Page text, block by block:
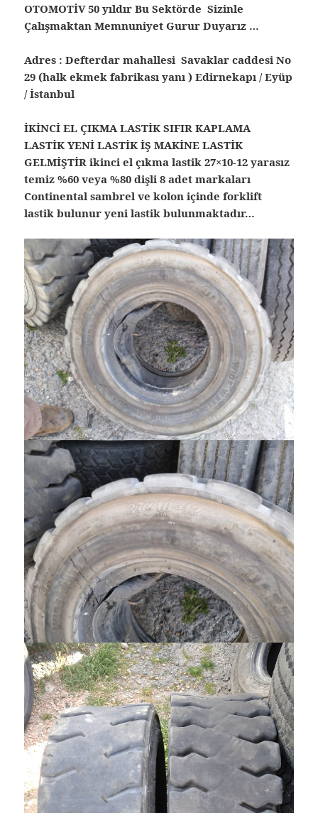
OTOMOTİV 50 yıldır Bu Sektörde Sizinle
Çalışmaktan Memnuniyet Gurur Duyarız …
Adres : Defterdar mahallesi Savaklar caddesi No
29 (halk ekmek fabrikası yanı ) Edirnekapı / Eyüp
/ İstanbul
İKİNCİ EL ÇIKMA LASTİK SIFIR KAPLAMA
LASTİK YENİ LASTİK İŞ MAKİNE LASTİK
GELMİŞTİR ikinci el çıkma lastik 27×10-12 yarasız
temiz %60 veya %80 dişli 8 adet markaları
Continental sambrel ve kolon içinde forklift
lastik bulunur yeni lastik bulunmaktadır…